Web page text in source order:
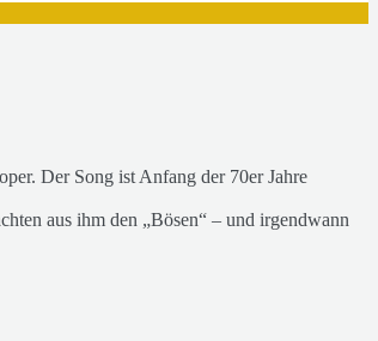
Der Song ist Anfang der 70er Jahre
aus ihm den „Bösen“ – und irgendwann